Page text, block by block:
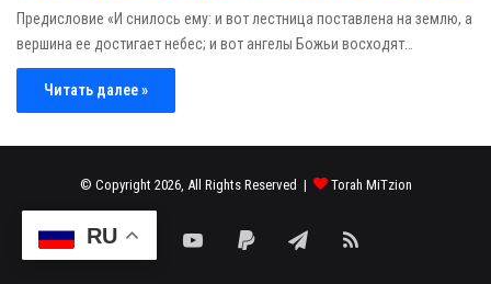
Предисловие «И снилось ему: и вот лестница поставлена на землю, а
вершина ее достигает небес; и вот ангелы Божьи восходят…
Читать далее »
© Copyright 2026, All Rights Reserved | Torah MiTzion
FacebookYouTubePaypal Telegram
RU